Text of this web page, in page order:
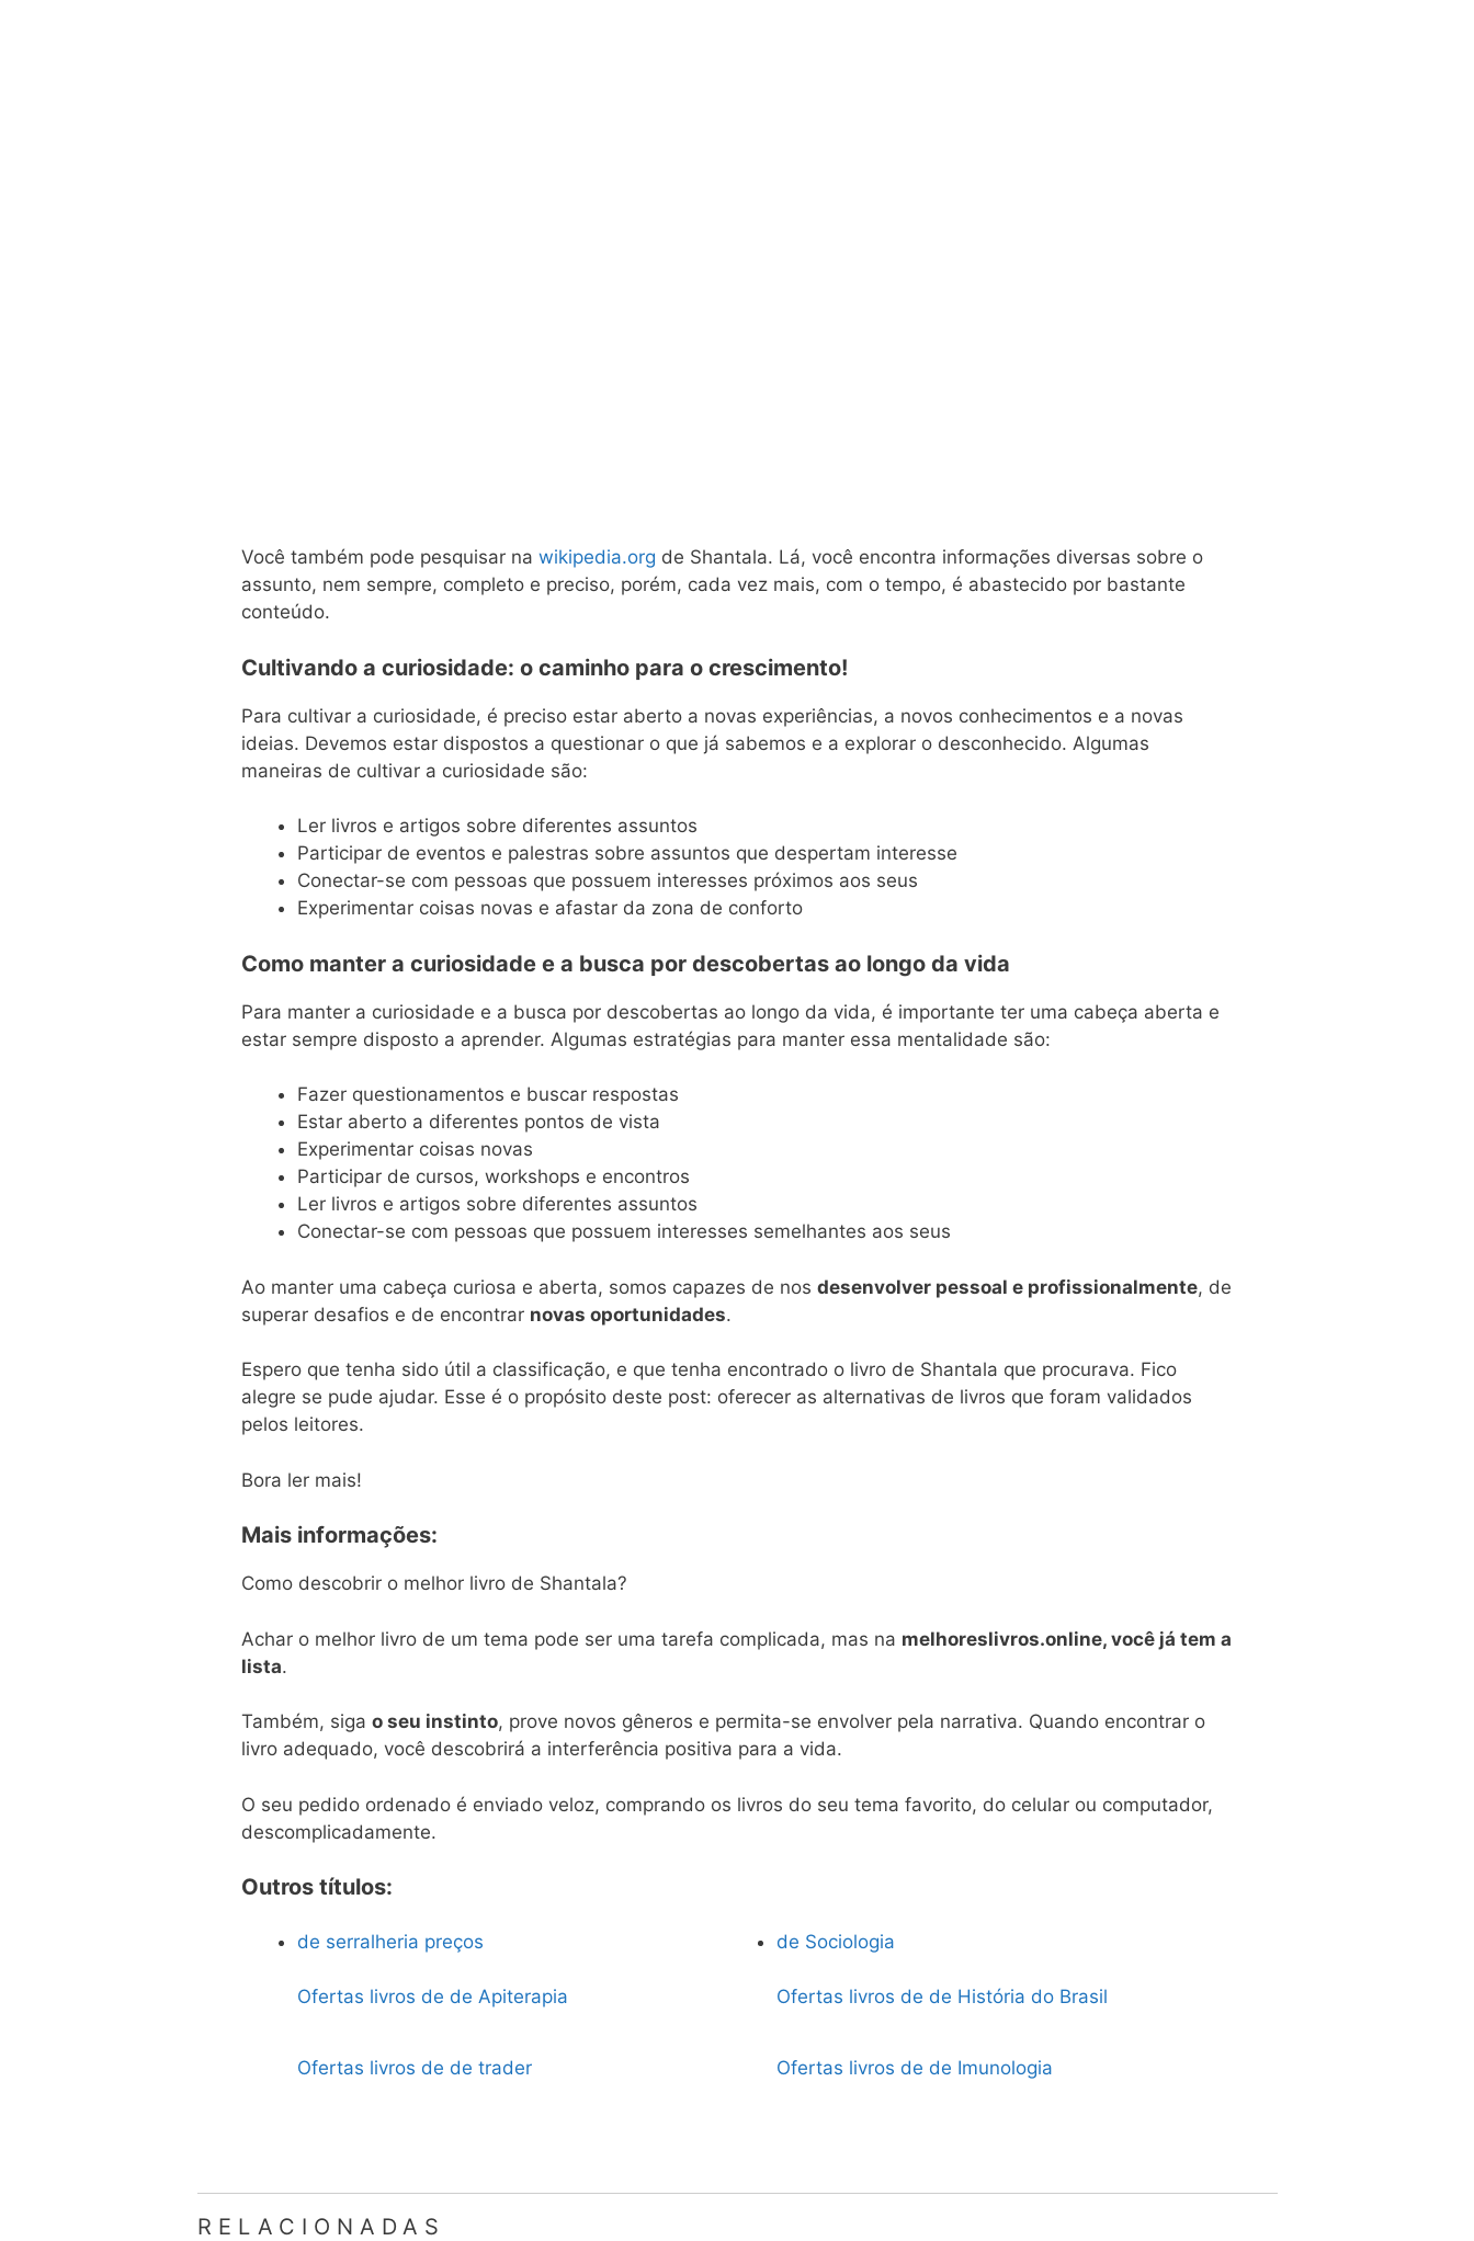
Você também pode pesquisar na wikipedia.org de Shantala. Lá, você encontra informações diversas sobre o
assunto, nem sempre, completo e preciso, porém, cada vez mais, com o tempo, é abastecido por bastante
conteúdo.
Cultivando a curiosidade: o caminho para o crescimento!
Para cultivar a curiosidade, é preciso estar aberto a novas experiências, a novos conhecimentos e a novas
ideias. Devemos estar dispostos a questionar o que já sabemos e a explorar o desconhecido. Algumas
maneiras de cultivar a curiosidade são:
Ler livros e artigos sobre diferentes assuntos
Participar de eventos e palestras sobre assuntos que despertam interesse
Conectar-se com pessoas que possuem interesses próximos aos seus
Experimentar coisas novas e afastar da zona de conforto
Como manter a curiosidade e a busca por descobertas ao longo da vida
Para manter a curiosidade e a busca por descobertas ao longo da vida, é importante ter uma cabeça aberta e
estar sempre disposto a aprender. Algumas estratégias para manter essa mentalidade são:
Fazer questionamentos e buscar respostas
Estar aberto a diferentes pontos de vista
Experimentar coisas novas
Participar de cursos, workshops e encontros
Ler livros e artigos sobre diferentes assuntos
Conectar-se com pessoas que possuem interesses semelhantes aos seus
Ao manter uma cabeça curiosa e aberta, somos capazes de nos desenvolver pessoal e profissionalmente, de
superar desafios e de encontrar novas oportunidades.
Espero que tenha sido útil a classificação, e que tenha encontrado o livro de Shantala que procurava. Fico
alegre se pude ajudar. Esse é o propósito deste post: oferecer as alternativas de livros que foram validados
pelos leitores.
Bora ler mais!
Mais informações:
Como descobrir o melhor livro de Shantala?
Achar o melhor livro de um tema pode ser uma tarefa complicada, mas na melhoreslivros.online, você já tem a
lista.
Também, siga o seu instinto, prove novos gêneros e permita-se envolver pela narrativa. Quando encontrar o
livro adequado, você descobrirá a interferência positiva para a vida.
O seu pedido ordenado é enviado veloz, comprando os livros do seu tema favorito, do celular ou computador,
descomplicadamente.
Outros títulos:
de serralheria preços de Sociologia
Ofertas livros de de Apiterapia Ofertas livros de de História do Brasil
Ofertas livros de de trader Ofertas livros de de Imunologia
RELACIONADAS